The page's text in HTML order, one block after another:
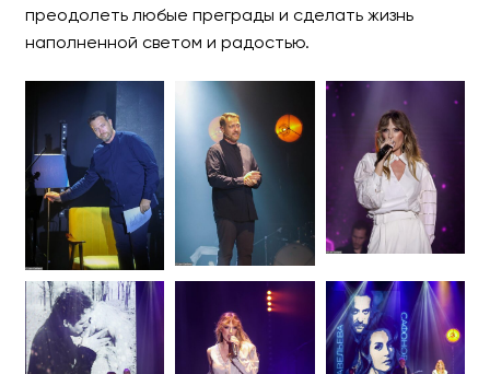
преодолеть любые преграды и сделать жизнь
наполненной светом и радостью.